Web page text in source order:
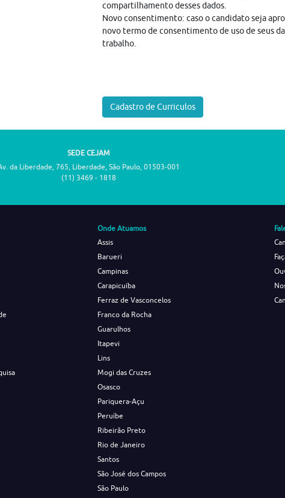
compartilhamento desses dados.
Novo consentimento: caso o candidato seja
novo termo de consentimento de uso de seus
trabalho.
Cadastro de Curriculos
SEDE CEJAM
da Liberdade, 765, Liberdade, São Paulo, 01503-001
(11) 3469 - 1818
Onde Atuamos
Assis
Barueri
Campinas
Carapicuíba
Ferraz de Vasconcelos
Franco da Rocha
Guarulhos
Itapevi
Lins
Mogi das Cruzes
Osasco
Pariquera-Açu
Peruíbe
Ribeirão Preto
Rio de Janeiro
Santos
São José dos Campos
São Paulo